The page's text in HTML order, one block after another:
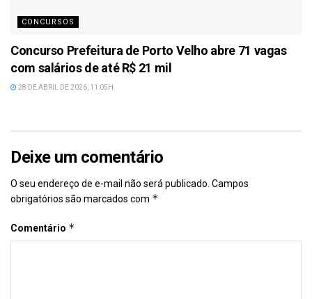
CONCURSOS
Concurso Prefeitura de Porto Velho abre 71 vagas
com salários de até R$ 21 mil
28 DE ABRIL DE 2026, 11:05H
Deixe um comentário
O seu endereço de e-mail não será publicado. Campos
obrigatórios são marcados com *
Comentário *